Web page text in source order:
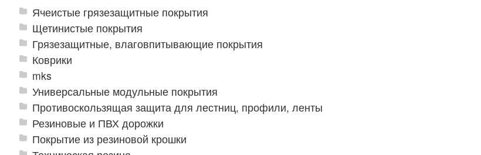
Ячеистые грязезащитные покрытия
Щетинистые покрытия
Грязезащитные, влаговпитывающие покрытия
Коврики
mks
Универсальные модульные покрытия
Противоскользящая защита для лестниц, профили, ленты
Резиновые и ПВХ дорожки
Покрытие из резиновой крошки